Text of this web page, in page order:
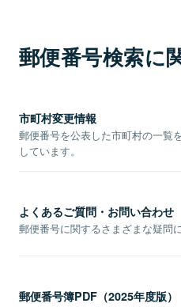
郵便番号検索に
市町村変更情報
郵便番号を公表した市町村の一覧
しています。
よくあるご質問・お問い合わせ
郵便番号に関するさまざまな疑問
郵便番号簿PDF（2025年度版）